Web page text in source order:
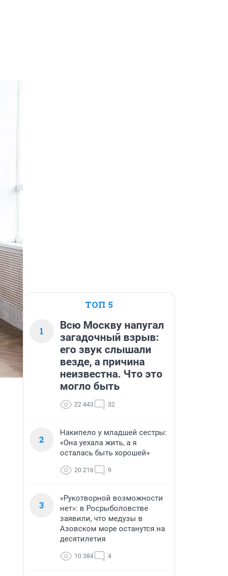
ТОП 5
1
Всю Москву напугал
загадочный взрыв:
его звук слышали
везде, а причина
неизвестна. Что это
могло быть
22 443 32
2
Накипело у младшей сестры:
«Она уехала жить, а я
осталась быть хорошей»
20 216 9
3
«Рукотворной возможности
нет»: в Росрыболовстве
заявили, что медузы в
Азовском море останутся на
десятилетия
10 384 4